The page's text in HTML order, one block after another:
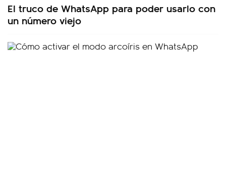
El truco de WhatsApp para poder usarlo con
un número viejo